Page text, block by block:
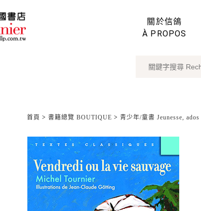
關於信鴿
À PROPOS
首頁 > 書籍總覽 BOUTIQUE > 青少年/童書 Jeunesse, ados